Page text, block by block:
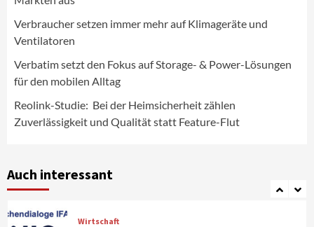
Verbraucher setzen immer mehr auf Klimageräte und
Ventilatoren
Verbatim setzt den Fokus auf Storage- & Power-Lösungen
für den mobilen Alltag
Reolink-Studie: Bei der Heimsicherheit zählen
Zuverlässigkeit und Qualität statt Feature-Flut
Auch interessant
5
statt Feature-Flut
6
Top Story Wirtschaft
IFA App 2026 als Download für iPhone und
7
IT-Sicherheitskennzeichen des BSI
Wirtschaft